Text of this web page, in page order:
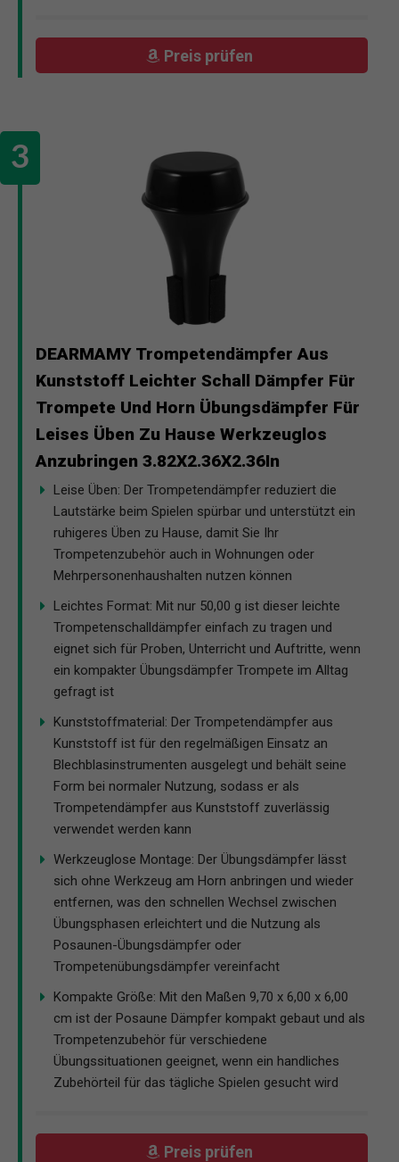
Preis prüfen
DEARMAMY Trompetendämpfer Aus
Kunststoff Leichter Schall Dämpfer Für
Trompete Und Horn Übungsdämpfer Für
Leises Üben Zu Hause Werkzeuglos
Anzubringen 3.82X2.36X2.36In
Leise Üben: Der Trompetendämpfer reduziert die
Lautstärke beim Spielen spürbar und unterstützt ein
ruhigeres Üben zu Hause, damit Sie Ihr
Trompetenzubehör auch in Wohnungen oder
Mehrpersonenhaushalten nutzen können
Leichtes Format: Mit nur 50,00 g ist dieser leichte
Trompetenschalldämpfer einfach zu tragen und
eignet sich für Proben, Unterricht und Auftritte, wenn
ein kompakter Übungsdämpfer Trompete im Alltag
gefragt ist
Kunststoffmaterial: Der Trompetendämpfer aus
Kunststoff ist für den regelmäßigen Einsatz an
Blechblasinstrumenten ausgelegt und behält seine
Form bei normaler Nutzung, sodass er als
Trompetendämpfer aus Kunststoff zuverlässig
verwendet werden kann
Werkzeuglose Montage: Der Übungsdämpfer lässt
sich ohne Werkzeug am Horn anbringen und wieder
entfernen, was den schnellen Wechsel zwischen
Übungsphasen erleichtert und die Nutzung als
Posaunen-Übungsdämpfer oder
Trompetenübungsdämpfer vereinfacht
Kompakte Größe: Mit den Maßen 9,70 x 6,00 x 6,00
cm ist der Posaune Dämpfer kompakt gebaut und als
Trompetenzubehör für verschiedene
Übungssituationen geeignet, wenn ein handliches
Zubehörteil für das tägliche Spielen gesucht wird
Preis prüfen